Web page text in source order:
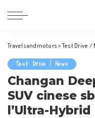
Travelsandmotors >Test Drive /
Test Drive / News
Changan
SUV cinese
l’Ultra-Hybrid